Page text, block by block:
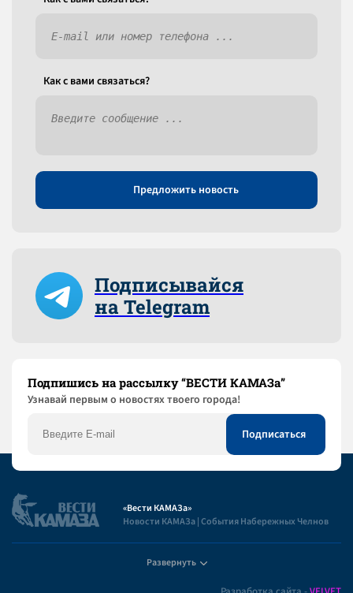
Как c вами связаться?
Предложить новость
Подписывайся
на Telegram
Подпишись на рассылку “ВЕСТИ КАМАЗа”
Узнaвай первым о новостях твоего города!
«Вести КАМАЗа»
Новости КАМАЗа | События Набережных Челнов
Развернуть